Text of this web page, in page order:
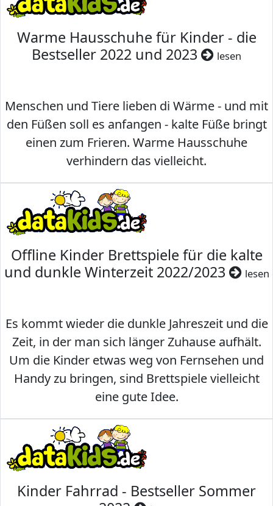
Warme Hausschuhe für Kinder - die
Bestseller 2022 und 2023
lesen
Menschen und Tiere lieben di Wärme - und mit
den Füßen soll es anfangen - kalte Füße bringt
einen zum Frieren. Warme Hausschuhe
verhindern das vielleicht.
Offline Kinder Brettspiele für die kalte
und dunkle Winterzeit 2022/2023
lesen
Es kommt wieder die dunkle Jahreszeit und die
Zeit, in der man sich länger Zuhause aufhält.
Um die Kinder etwas weg von Fernsehen und
Handy zu bringen, sind Brettspiele vielleicht
eine gute Idee.
Kinder Fahrrad - Bestseller Sommer